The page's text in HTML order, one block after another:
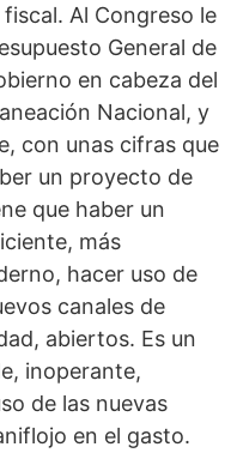
Al Congreso le
General de
en cabeza del
Nacional, y
con unas cifras que
un proyecto de
que haber un
más
hacer uso de
canales de
abiertos. Es un
inoperante,
de las nuevas
en el gasto.